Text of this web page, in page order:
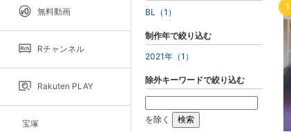
無料動画
Rチャンネル
Rakuten PLAY
宝塚
1
BL（1）
制作年で絞り込む
2021年（1）
除外キーワードで絞り込む
を除く